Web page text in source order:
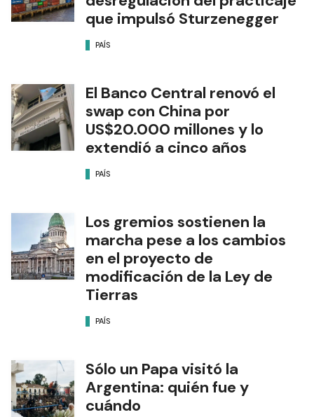
que impulsó Sturzenegger
PAÍS
El Banco Central renovó el
swap con China por
US$20.000 millones y lo
extendió a cinco años
PAÍS
Los gremios sostienen la
marcha pese a los cambios
en el proyecto de
modificación de la Ley de
Tierras
PAÍS
Sólo un Papa visitó la
Argentina: quién fue y
cuándo